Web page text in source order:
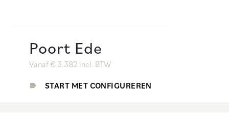
Poort Ede
Vanaf € 3.382 incl. BTW
START MET CONFIGUREREN